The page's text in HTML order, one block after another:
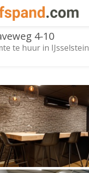
4-10
te huur in IJsselstein